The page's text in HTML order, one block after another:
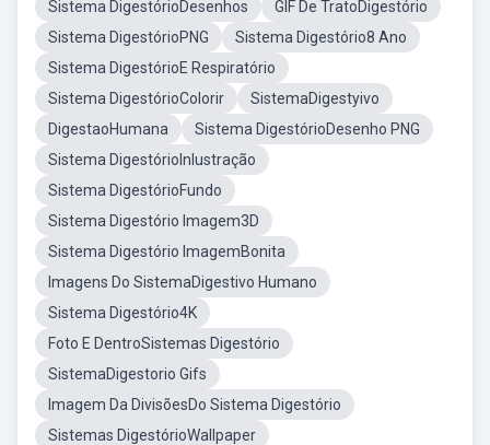
Sistema DigestórioDesenhos
GIF De TratoDigestório
Sistema DigestórioPNG
Sistema Digestório8 Ano
Sistema DigestórioE Respiratório
Sistema DigestórioColorir
SistemaDigestyivo
DigestaoHumana
Sistema DigestórioDesenho PNG
Sistema DigestórioInlustração
Sistema DigestórioFundo
Sistema Digestório Imagem3D
Sistema Digestório ImagemBonita
Imagens Do SistemaDigestivo Humano
Sistema Digestório4K
Foto E DentroSistemas Digestório
SistemaDigestorio Gifs
Imagem Da DivisõesDo Sistema Digestório
Sistemas DigestórioWallpaper